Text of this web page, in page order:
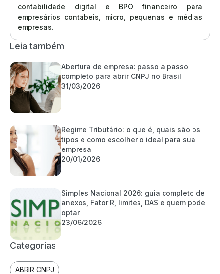
contabilidade digital e BPO financeiro para
empresários contábeis, micro, pequenas e médias
empresas.
Leia também
Abertura de empresa: passo a passo
completo para abrir CNPJ no Brasil
31/03/2026
Regime Tributário: o que é, quais são os
tipos e como escolher o ideal para sua
empresa
20/01/2026
Simples Nacional 2026: guia completo de
anexos, Fator R, limites, DAS e quem pode
optar
23/06/2026
Categorias
ABRIR CNPJ